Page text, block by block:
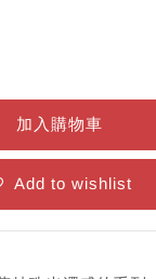
加入購物車
Add to wishlist